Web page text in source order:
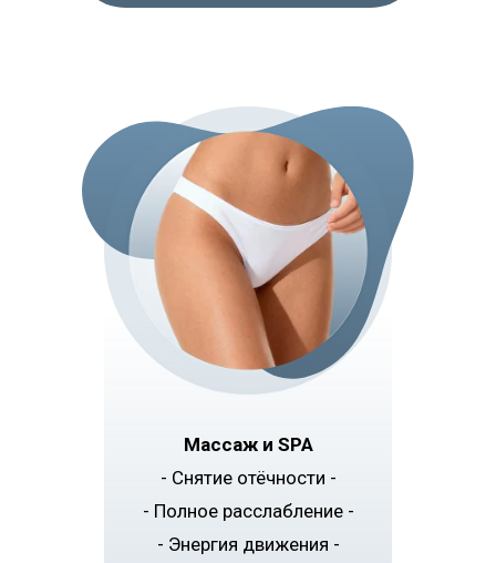
Массаж и SPA
- Снятие отёчности -
- Полное расслабление -
- Энергия движения -